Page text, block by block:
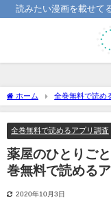
読みたい漫画を載せて
ホーム 全巻無料で読め
手帳～｜全巻無料で読めるア
全巻無料で読めるアプリ調査
薬屋のひとりご
巻無料で読める
2020年10月3日